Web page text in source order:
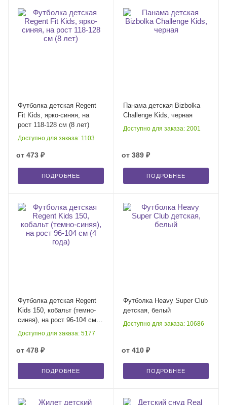
Футболка детская Regent
Fit Kids, ярко-синяя, на
рост 118-128 см (8 лет)
Доступно для заказа: 1103
от 473 ₽
ПОДРОБНЕЕ
Панама детская Bizbolka
Challenge Kids, черная
Доступно для заказа: 2001
от 389 ₽
ПОДРОБНЕЕ
Футболка детская Regent
Kids 150, кобальт (темно-
синяя), на рост 96-104 см (4
года)
Доступно для заказа: 5177
от 478 ₽
ПОДРОБНЕЕ
Футболка Heavy Super Club
детская, белый
Доступно для заказа: 10686
от 410 ₽
ПОДРОБНЕЕ